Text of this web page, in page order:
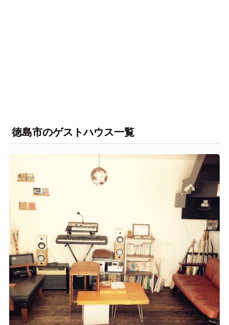
徳島市のゲストハウス一覧